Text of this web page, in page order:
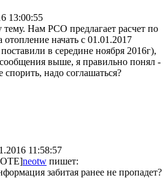
13:00:55
Нам РСО предлагает расчет по
начать с 01.01.2017
в середине ноября 2016г),
выше, я правильно понял -
надо соглашаться?
11:58:57
neotw пишет:
забитая ранее не пропадет?